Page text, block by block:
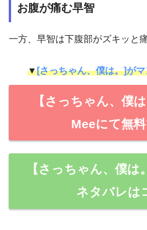
お腹が痛む早智
一方、早智は下腹部がズキッと
▼[さっちゃん、僕は。]が
【さっちゃん、僕
Meeにて無
【さっちゃん、僕
ネタバレは